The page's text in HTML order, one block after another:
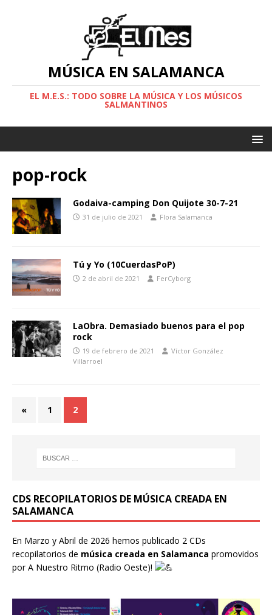
MÚSICA EN SALAMANCA
EL M.E.S.: TODO SOBRE LA MÚSICA Y LOS MÚSICOS
SALMANTINOS
pop-rock
Godaiva-camping Don Quijote 30-7-21
31 de julio de 2021 Flora Salamanca
Tú y Yo (10CuerdasPoP)
2 de abril de 2021 FerCyborg
LaObra. Demasiado buenos para el pop
rock
19 de febrero de 2021
Víctor González
Villarroel
« 1 2
CDS RECOPILATORIOS DE MÚSICA CREADA EN
SALAMANCA
En Marzo y Abril de 2026 hemos publicado 2 CDs
recopilatorios de música creada en Salamanca promovidos
porA Nuestro Ritmo (Radio Oeste)!